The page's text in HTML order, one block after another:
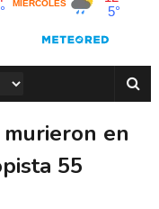
en
55